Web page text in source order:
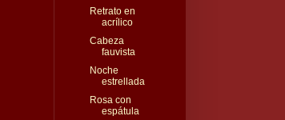
Retrato en
acrílico
Cabeza
fauvista
Noche
estrellada
Rosa con
espátula